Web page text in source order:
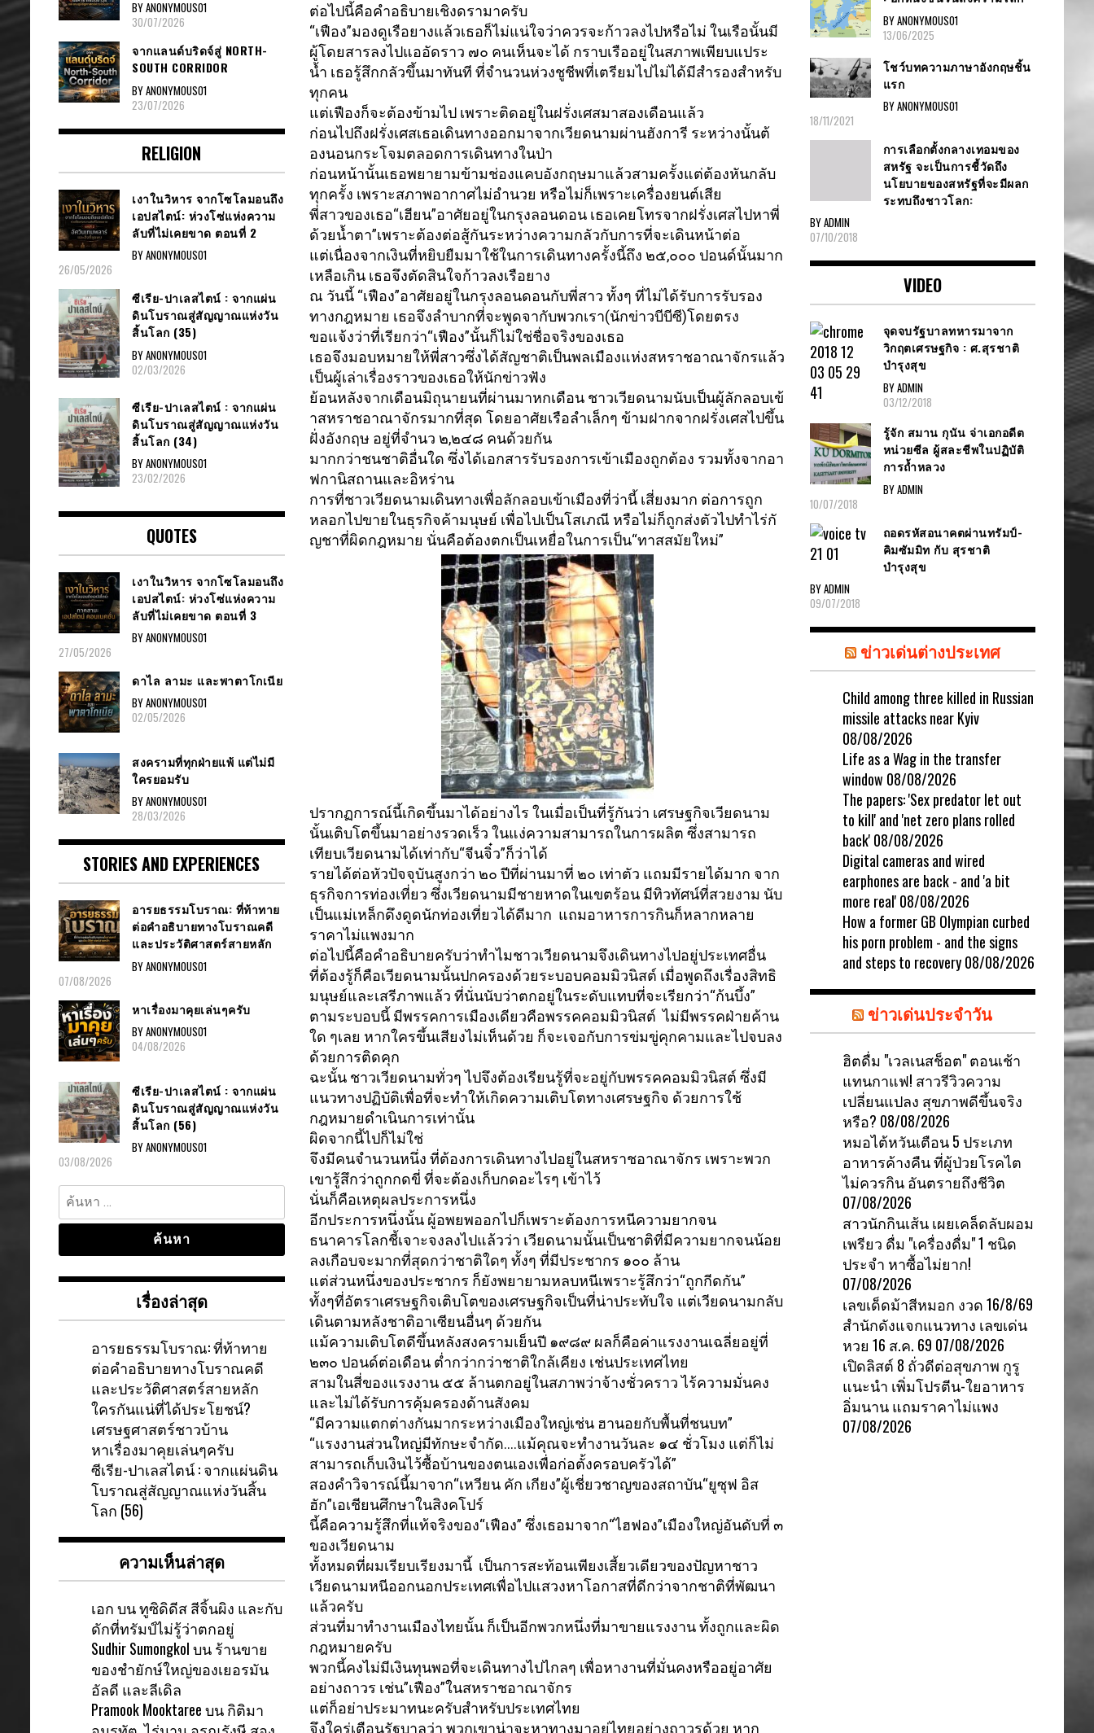
ต่อไปนี้คือคำอธิบายเชิงดรามาครับ
“เฟือง”มองดูเรือยางแล้วเธอก็ไม่แน่ใจว่าควรจะก้าวลงไปหรือไม่ ในเรือนั้นมี
ผู้โดยสารลงไปแออัดราว ๗๐ คนเห็นจะได้ กราบเรืออยู่ในสภาพเพียบแประ
น้ำ เธอรู้สึกกลัวขึ้นมาทันที ที่จำนวนห่วงชูชีพที่เตรียมไปไม่ได้มีสำรองสำหรับ
ทุกคน
แต่เฟืองก็จะต้องข้ามไป เพราะติดอยู่ในฝรั่งเศสมาสองเดือนแล้ว
ก่อนไปถึงฝรั่งเศสเธอเดินทางออกมาจากเวียดนามผ่านฮังการี ระหว่างนั้นต้
องนอนกระโจมตลอดการเดินทางในป่า
ก่อนหน้านั้นเธอพยายามข้ามช่องแคบอังกฤษมาแล้วสามครั้งแต่ต้องหันกลับ
ทุกครั้ง เพราะสภาพอากาศไม่อำนวย หรือไม่ก็เพราะเครื่องยนต์เสีย
พี่สาวของเธอ“เฮียน”อาศัยอยู่ในกรุงลอนดอน เธอเคยโทรจากฝรั่งเศสไปหาพี่
ด้วยน้ำตา”เพราะต้องต่อสู้กันระหว่างความกลัวกับการที่จะเดินหน้าต่อ
แต่เนื่องจากเงินที่หยิบยืมมาใช้ในการเดินทางครั้งนี้ถึง ๒๕,๐๐๐ ปอนด์นั้นมาก
เหลือเกิน เธอจึงตัดสินใจก้าวลงเรือยาง
ณ วันนี้ “เฟือง”อาศัยอยู่ในกรุงลอนดอนกับพี่สาว ทั้งๆ ที่ไม่ได้รับการรับรอง
ทางกฎหมาย เธอจึงลำบากที่จะพูดจากับพวกเรา(นักข่าวบีบีซี)โดยตรง
ขอแจ้งว่าที่เรียกว่า“เฟือง”นั้นก็ไม่ใช่ชื่อจริงของเธอ
เธอจึงมอบหมายให้พี่สาวซึ่งได้สัญชาติเป็นพลเมืองแห่งสหราชอาณาจักรแล้ว
เป็นผู้เล่าเรื่องราวของเธอให้นักข่าวฟัง
ย้อนหลังจากเดือนมิถุนายนที่ผ่านมาหกเดือน ชาวเวียดนามนับเป็นผู้ลักลอบเข้
าสหราชอาณาจักรมากที่สุด โดยอาศัยเรือลำเล็กๆ ข้ามฝากจากฝรั่งเศสไปขึ้น
ฝั่งอังกฤษ อยู่ที่จำนว ๒,๒๔๘ คนด้วยกัน
มากกว่าชนชาติอื่นใด ซึ่งได้เอกสารรับรองการเข้าเมืองถูกต้อง รวมทั้งจากอา
ฟกานิสถานและอิหร่าน
การที่ชาวเวียดนามเดินทางเพื่อลักลอบเข้าเมืองที่ว่านี้ เสี่ยงมาก ต่อการถูก
หลอกไปขายในธุรกิจค้ามนุษย์ เพื่อไปเป็นโสเภณี หรือไม่ก็ถูกส่งตัวไปทำไร่กั
ญชาที่ผิดกฎหมาย นั่นคือต้องตกเป็นเหยื่อในการเป็น“ทาสสมัยใหม่”
ปรากฏการณ์นี้เกิดขึ้นมาได้อย่างไร ในเมื่อเป็นที่รู้กันว่า เศรษฐกิจเวียดนาม
นั้นเติบโตขึ้นมาอย่างรวดเร็ว ในแง่ความสามารถในการผลิต ซึ่งสามารถ
เทียบเวียดนามได้เท่ากับ“จีนจิ๋ว”ก็ว่าได้
รายได้ต่อหัวปัจจุบันสูงกว่า ๒๐ ปีที่ผ่านมาที่ ๒๐ เท่าตัว แถมมีรายได้มาก จาก
ธุรกิจการท่องเที่ยว ซึ่งเวียดนามมีชายหาดในเขตร้อน มีทิวทัศน์ที่สวยงาม นับ
เป็นแม่เหล็กดึงดูดนักท่องเที่ยวได้ดีมาก แถมอาหารการกินก็หลากหลาย
ราคาไม่แพงมาก
ต่อไปนี้คือคำอธิบายครับว่าทำไมชาวเวียดนามจึงเดินทางไปอยู่ประเทศอื่น
ที่ต้องรู้ก็คือเวียดนามนั้นปกครองด้วยระบอบคอมมิวนิสต์ เมื่อพูดถึงเรื่องสิทธิ
มนุษย์และเสรีภาพแล้ว ที่นั่นนับว่าตกอยู่ในระดับแทบที่จะเรียกว่า“ก้นบึ้ง”
ตามระบอบนี้ มีพรรคการเมืองเดียวคือพรรคคอมมิวนิสต์ ไม่มีพรรคฝ่ายค้าน
ใด ๆเลย หากใครขึ้นเสียงไม่เห็นด้วย ก็จะเจอกับการข่มขู่คุกคามและไปจบลง
ด้วยการติดคุก
ฉะนั้น ชาวเวียดนามทั่วๆ ไปจึงต้องเรียนรู้ที่จะอยู่กับพรรคคอมมิวนิสต์ ซึ่งมี
แนวทางปฏิบัติเพื่อที่จะทำให้เกิดความเติบโตทางเศรษฐกิจ ด้วยการใช้
กฎหมายดำเนินการเท่านั้น
ผิดจากนี้ไปก็ไม่ใช่
จึงมีคนจำนวนหนึ่ง ที่ต้องการเดินทางไปอยู่ในสหราชอาณาจักร เพราะพวก
เขารู้สึกว่าถูกกดขี่ ที่จะต้องเก็บกดอะไรๆ เข้าไว้
นั่นก็คือเหตุผลประการหนึ่ง
อีกประการหนึ่งนั้น ผู้อพยพออกไปก็เพราะต้องการหนีความยากจน
ธนาคารโลกชี้เจาะจงลงไปแล้วว่า เวียดนามนั้นเป็นชาติที่มีความยากจนน้อย
ลงเกือบจะมากที่สุดกว่าชาติใดๆ ทั้งๆ ที่มีประชากร ๑๐๐ ล้าน
แต่ส่วนหนึ่งของประชากร ก็ยังพยายามหลบหนีเพราะรู้สึกว่า“ถูกกีดกัน”
ทั้งๆที่อัตราเศรษฐกิจเติบโตของเศรษฐกิจเป็นที่น่าประทับใจ แต่เวียดนามกลับ
เดินตามหลังชาติอาเซียนอื่นๆ ด้วยกัน
แม้ความเติบโตดีขึ้นหลังสงครามเย็นปี ๑๙๘๙ ผลก็คือค่าแรงงานเฉลี่ยอยู่ที่
๒๓๐ ปอนด์ต่อเดือน ต่ำกว่ากว่าชาติใกล้เคียง เช่นประเทศไทย
สามในสี่ของแรงงาน ๕๕ ล้านตกอยู่ในสภาพว่าจ้างชั่วคราว ไร้ความมั่นคง
และไม่ได้รับการคุ้มครองด้านสังคม
“มีความแตกต่างกันมากระหว่างเมืองใหญ่เช่น ฮานอยกับพื้นที่ชนบท”
“แรงงานส่วนใหญ่มีทักษะจำกัด….แม้คุณจะทำงานวันละ ๑๔ ชั่วโมง แต่ก็ไม่
สามารถเก็บเงินไว้ซื้อบ้านของตนเองเพื่อก่อตั้งครอบครัวได้”
สองคำวิจารณ์นี้มาจาก“เหวียน คัก เกียง”ผู้เชี่ยวชาญของสถาบัน“ยูซุฟ อิส
ฮัก”เอเชียนศึกษาในสิงคโปร์
นี้คือความรู้สึกที่แท้จริงของ“เฟือง” ซึ่งเธอมาจาก“ไฮฟอง”เมืองใหญ่อันดับที่ ๓
ของเวียดนาม
ทั้งหมดที่ผมเรียบเรียงมานี้ เป็นการสะท้อนเพียงเสี้ยวเดียวของปัญหาชาว
เวียดนามหนีออกนอกประเทศเพื่อไปแสวงหาโอกาสที่ดีกว่าจากชาติที่พัฒนา
แล้วครับ
ส่วนที่มาทำงานเมืองไทยนั้น ก็เป็นอีกพวกหนึ่งที่มาขายแรงงาน ทั้งถูกและผิด
กฎหมายครับ
พวกนี้คงไม่มีเงินทุนพอที่จะเดินทางไปไกลๆ เพื่อหางานที่มั่นคงหรืออยู่อาศัย
อย่างถาวร เช่น”เฟือง”ในสหราชอาณาจักร
แต่ก็อย่าประมาทนะครับสำหรับประเทศไทย
จึงใคร่เตือนรัฐบาลว่า พวกเขาน่าจะหาทางมาอยู่ไทยอย่างถาวรด้วย หาก
BY ANONYMOUS01
30/07/2026
จากแลนด์บริดจ์สู่ NORTH-
SOUTH CORRIDOR
BY ANONYMOUS01
23/07/2026
RELIGION
เงาในวิหาร จากโซโลมอนถึง
เอปสไตน์: ห่วงโซ่แห่งความ
ลับที่ไม่เคยขาด ตอนที่ 2
BY ANONYMOUS01
26/05/2026
ซีเรีย​-ปาเลสไตน์​ : จากแผ่น
ดินโบราณสู่สัญญาณ​แห่งวัน
สิ้นโลก​ (35)
BY ANONYMOUS01
02/03/2026
ซีเรีย​-ปาเลสไตน์​ : จากแผ่น
ดินโบราณสู่สัญญาณ​แห่งวัน
สิ้นโลก​ (34)
BY ANONYMOUS01
23/02/2026
QUOTES
เงาในวิหาร จากโซโลมอนถึง
เอปสไตน์: ห่วงโซ่แห่งความ
ลับที่ไม่เคยขาด ตอนที่ 3
BY ANONYMOUS01
27/05/2026
ดาไล ลามะ และพาตาโกเนีย
BY ANONYMOUS01
02/05/2026
สงครามที่ทุกฝ่ายแพ้ แต่ไม่มี
ใครยอมรับ
BY ANONYMOUS01
28/03/2026
STORIES AND EXPERIENCES
อารยธรรมโบราณ: ที่ท้าทาย
ต่อคำอธิบายทางโบราณคดี
และประวัติศาสตร์สายหลัก
BY ANONYMOUS01
07/08/2026
หาเรื่องมาคุยเล่นๆครับ
BY ANONYMOUS01
04/08/2026
ซีเรีย-ปาเลสไตน์ : จากแผ่น
ดินโบราณสู่สัญญาณแห่งวัน
สิ้นโลก (56)
BY ANONYMOUS01
03/08/2026
ค้นหา
สำหรับ:
เรื่องล่าสุด
อารยธรรมโบราณ: ที่ท้าทาย
ต่อคำอธิบายทางโบราณคดี
และประวัติศาสตร์สายหลัก
ใครกันแน่ที่ได้ประโยชน์?
เศรษฐศาสตร์ชาวบ้าน
หาเรื่องมาคุยเล่นๆครับ
ซีเรีย-ปาเลสไตน์ : จากแผ่นดิน
โบราณสู่สัญญาณแห่งวันสิ้น
โลก (56)
ความเห็นล่าสุด
เอกบนทูซิดิดีส สีจิ้นผิง และกับ
ดักที่ทรัมป์ไม่รู้ว่าตกอยู่
Sudhir Sumongkolบนร้านขาย
ของชำยักษ์ใหญ่ของเยอรมัน
อัลดี และลีเดิล
Pramook Mooktareeบนกิติมา
BY ANONYMOUS01
13/06/2025
โชว์บทความภาษาอังกฤษชิ้น
แรก
BY ANONYMOUS01
18/11/2021
การเลือกตั้งกลางเทอมของ
สหรัฐ จะเป็นการชี้วัดถึง
นโยบายของสหรัฐที่จะมีผลก
ระทบถึงชาวโลก:
BY ADMIN
07/10/2018
VIDEO
จุดจบรัฐบาลทหารมาจาก
วิกฤตเศรษฐกิจ : ศ.สุรชาติ
บำรุงสุข
BY ADMIN
03/12/2018
รู้จัก สมาน กุนัน จ่าเอกอดีต
หน่วยซีล ผู้สละชีพในปฏิบัติ
การถ้ำหลวง
BY ADMIN
10/07/2018
ถอดรหัสอนาคตผ่านทรัมป์-
คิมซัมมิท กับ สุรชาติ
บำรุงสุข
BY ADMIN
09/07/2018
ข่าวเด่นต่างประเทศ
Child among three killed in Russian
missile attacks near Kyiv
08/08/2026
Life as a Wag in the transfer
window 08/08/2026
The papers: 'Sex predator let out
to kill' and 'net zero plans rolled
back' 08/08/2026
Digital cameras and wired
earphones are back - and 'a bit
more real' 08/08/2026
How a former GB Olympian curbed
his porn problem - and the signs
and steps to recovery 08/08/2026
ข่าวเด่นประจำวัน
ฮิตดื่ม "เวลเนสช็อต" ตอนเช้า
แทนกาแฟ! สาวรีวิวความ
เปลี่ยนแปลง สุขภาพดีขึ้นจริง
หรือ? 08/08/2026
หมอไต้หวันเตือน 5 ประเภท
อาหารค้างคืน ที่ผู้ป่วยโรคไต
ไม่ควรกิน อันตรายถึงชีวิต
07/08/2026
สาวนักกินเส้น เผยเคล็ดลับผอม
เพรียว ดื่ม "เครื่องดื่ม" 1 ชนิด
ประจำ หาซื้อไม่ยาก!
07/08/2026
เลขเด็ดม้าสีหมอก งวด 16/8/69
สำนักดังแจกแนวทาง เลขเด่น
หวย 16 ส.ค. 69 07/08/2026
เปิดลิสต์ 8 ถั่วดีต่อสุขภาพ กูรู
แนะนำ เพิ่มโปรตีน-ใยอาหาร
อิ่มนาน แถมราคาไม่แพง
07/08/2026